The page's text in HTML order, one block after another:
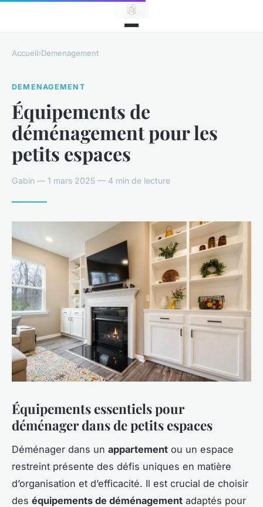
Accueil›Demenagement
DEMENAGEMENT
Équipements de
déménagement pour les
petits espaces
Gabin — 1 mars 2025 — 4 min de lecture
Équipements essentiels pour
déménager dans de petits espaces
Déménager dans un appartement ou un espace
restreint présente des défis uniques en matière
d’organisation et d’efficacité. Il est crucial de choisir
des équipements de déménagement adaptés pour